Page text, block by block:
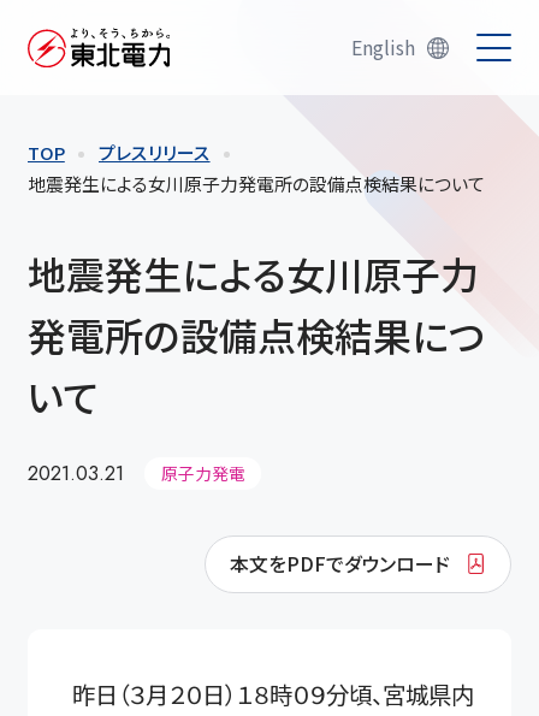
English
TOP
プレスリリース
地震発生による女川原子力発電所の設備点検結果について
地震発生による女川原子力
発電所の設備点検結果につ
いて
2021.03.21 原子力発電
本文をPDFでダウンロード
昨日（３月２０日）１８時０９分頃、宮城県内